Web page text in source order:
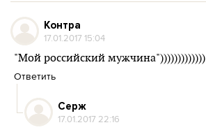
Контра
17.01.2017 15:04
"Мой российский мужчина")))))))))))))
Ответить
Серж
17.01.2017 22:16